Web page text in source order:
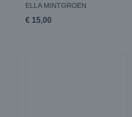
ELLA MINTGROEN
€ 15,00